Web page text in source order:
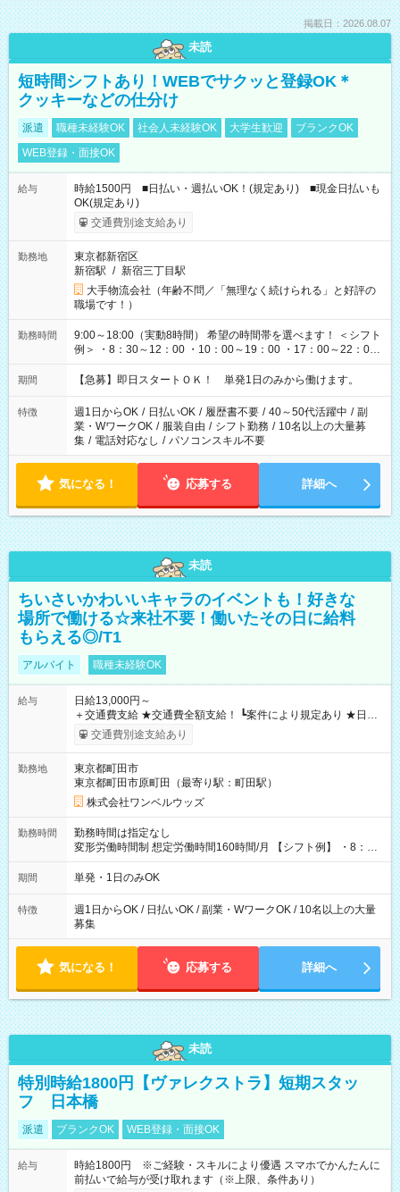
掲載日：2026.08.07
未読
短時間シフトあり！WEBでサクッと登録OK＊
クッキーなどの仕分け
派遣 職種未経験OK 社会人未経験OK 大学生歓迎
ブランクOK
WEB登録・面接OK
給与
時給1500円 ■日払い・週払いOK！(規定あり) ■現金日払いも
OK(規定あり)
交通費別途支給あり
勤務地
東京都新宿区
新宿駅 / 新宿三丁目駅
大手物流会社（年齢不問／「無理なく続けられる」と好評の
職場です！）
勤務時間
9:00～18:00（実動8時間） 希望の時間帯を選べます！ ＜シフト
例＞ ・8：30～12：00 ・10：00～19：00 ・17：00～22：00
・13：00～22：00 ・22：00～翌6：00 など
期間 【急募】即日スタートＯＫ！ 単発1日のみから働けます。
特徴 週1日からOK / 日払いOK / 履歴書不要 / 40～50代活躍中 / 副
業・WワークOK / 服装自由 / シフト勤務 / 10名以上の大量募
集 / 電話対応なし / パソコンスキル不要
気になる！ 応募する 詳細へ
未読
ちいさいかわいいキャラのイベントも！好きな
場所で働ける☆来社不要！働いたその日に給料
もらえる◎/T1
アルバイト 職種未経験OK
給与
日給13,000円～
＋交通費支給 ★交通費全額支給！ ┗案件により規定あり ★日払
いOK！（規定あり） ┗働いたその日に現金GET♪ お仕事後はコ
ンビニATMから 日払い分を引き落とせます！ 【試用期間】試
交通費別途支給あり
勤務地
東京都町田市
東京都町田市原町田（最寄り駅：町田駅）
株式会社ワンベルウッズ
勤務時間
勤務時間は指定なし
変形労働時間制 想定労働時間160時間/月 【シフト例】 ・8：00
～21：00
期間 単発・1日のみOK
特徴
週1日からOK / 日払いOK / 副業・WワークOK / 10名以上の大量
募集
気になる！ 応募する 詳細へ
未読
特別時給1800円【ヴァレクストラ】短期スタッ
フ 日本橋
派遣 ブランクOK WEB登録・面接OK
給与
時給1800円 ※ご経験・スキルにより優遇 スマホでかんたんに
前払いで給与が受け取れます（※上限、条件あり）